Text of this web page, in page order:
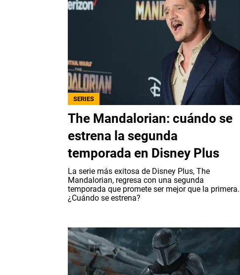
SERIES
The Mandalorian: cuándo se
estrena la segunda
temporada en Disney Plus
La serie más exitosa de Disney Plus, The
Mandalorian, regresa con una segunda
temporada que promete ser mejor que la primera.
¿Cuándo se estrena?